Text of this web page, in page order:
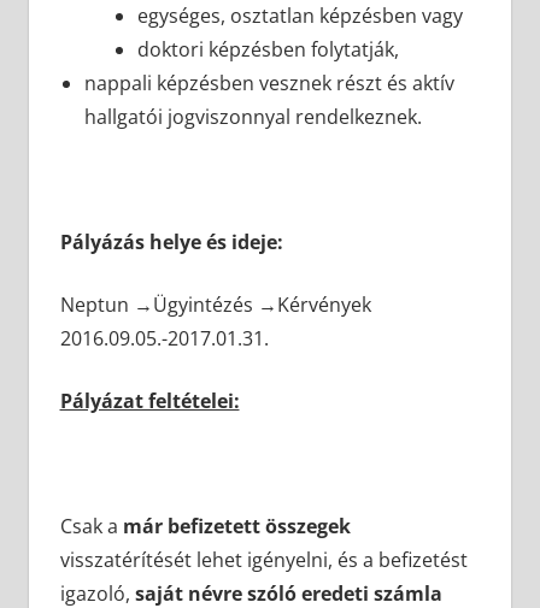
egységes, osztatlan képzésben vagy
doktori képzésben folytatják,
nappali képzésben vesznek részt és aktív
hallgatói jogviszonnyal rendelkeznek.
Pályázás helye és ideje:
Neptun →Ügyintézés →Kérvények
2016.09.05.-2017.01.31.
Pályázat feltételei:
Csak a már befizetett összegek
visszatérítését lehet igényelni, és a befizetést
igazoló, saját névre szóló eredeti számla